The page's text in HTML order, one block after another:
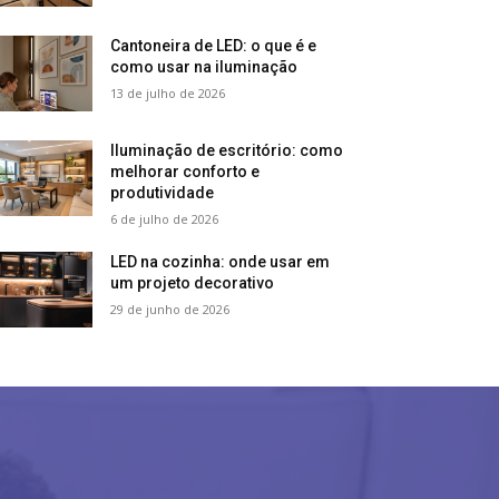
Cantoneira de LED: o que é e
como usar na iluminação
13 de julho de 2026
Iluminação de escritório: como
melhorar conforto e
produtividade
6 de julho de 2026
LED na cozinha: onde usar em
um projeto decorativo
29 de junho de 2026